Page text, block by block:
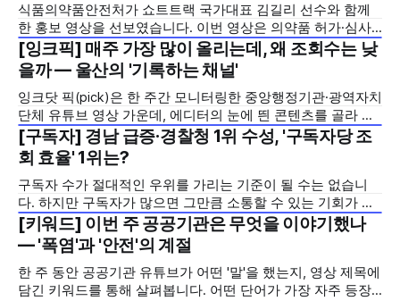
식품의약품안전처가 쇼트트랙 국가대표 김길리 선수와 함께
한 홍보 영상을 선보였습니다. 이번 영상은 의약품 허가·심사
기간을 기존 420일에서 240일로 단축한 정책을 국민에게 쉽
고 친근하게 알리기 위해 제작한 것으로, 딱딱하게 느껴질 수
있는 규제 정책을, 빙판 위에서 빠른 스피드와 꼼꼼한 준비를
모두 갖춘 김길리 선수의 이미지에 빗대어 풀어낸 것이 특징입
니다. '빠르지만
2026년 7월 5주
[잉크픽] 매주 가장 많이 올리는데, 왜 조회수는 낮
을까 — 울산의 '기록하는 채널'
잉크닷 픽(pick)은 한 주간 모니터링한 중앙행정기관·광역자치
단체 유튜브 영상 가운데, 에디터의 눈에 띈 콘텐츠를 골라 그
시도와 의미를 들여다보는 코너입니다. 조회수 순위표 맨 위에
오르지는 못했지만, 다른 채널이 가지 않은 길을 택한 콘텐츠
를 소개합니다. 이번 주는 특정 영상 한 편이 아니라, 채널 하나
의 '변화'를 이야기하려
2026년 7월 5주
[구독자] 경남 급증·경찰청 1위 수성, '구독자당 조
회 효율' 1위는?
구독자 수가 절대적인 우위를 가리는 기준이 될 수는 없습니
다. 하지만 구독자가 많으면 그만큼 소통할 수 있는 기회가 많
아집니다. 소통은 곧 채널의 신뢰로 이어집니다. 억지로 구독
자를 확보하기보다는 소통하는, 그래서 충성도 높은 구독자를
다수 확보하길 바라는 마음을 담아, 중앙행정기관과 광역자치
단체 유튜브 채널의 구독자를 월 단위로 분석합니다. 중앙행정
기관과 광역자치단체 유튜브 채널의 구독자를 통합하여
2026년 7월 5주
[키워드] 이번 주 공공기관은 무엇을 이야기했나
— '폭염'과 '안전'의 계절
한 주 동안 공공기관 유튜브가 어떤 '말'을 했는지, 영상 제목에
담긴 키워드를 통해 살펴봅니다. 어떤 단어가 가장 자주 등장